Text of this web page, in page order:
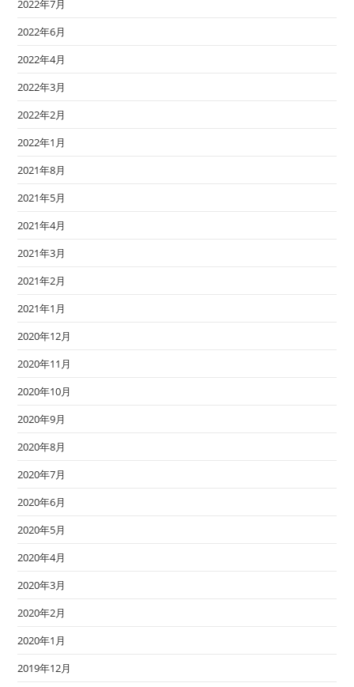
2022年7月
2022年6月
2022年4月
2022年3月
2022年2月
2022年1月
2021年8月
2021年5月
2021年4月
2021年3月
2021年2月
2021年1月
2020年12月
2020年11月
2020年10月
2020年9月
2020年8月
2020年7月
2020年6月
2020年5月
2020年4月
2020年3月
2020年2月
2020年1月
2019年12月